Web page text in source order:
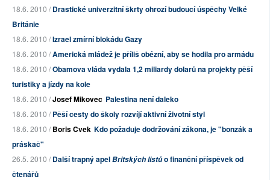
18.6. 2010 /Drastické univerzitní škrty ohrozí budoucí úspěchy Velké
Británie
18.6. 2010 /Izrael zmírní blokádu Gazy
18.6. 2010 /Americká mládež je příliš obézní, aby se hodila pro armádu
18.6. 2010 /Obamova vláda vydala 1,2 miliardy dolarů na projekty pěší
turistiky a jízdy na kole
18.6. 2010 /Josef Mikovec Palestina není daleko
18.6. 2010 /Pěší cesty do školy rozvíjí aktivní životní styl
18.6. 2010 /Boris Cvek Kdo požaduje dodržování zákona, je "bonzák a
práskač"
26.5. 2010 /Další trapný apelBritských listůo finanční příspěvek od
čtenářů